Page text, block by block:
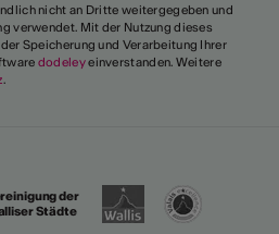
nicht an Dritte weitergegeben und
verwendet. Mit der Nutzung dieses
Speicherung und Verarbeitung Ihrer
dodeleyeinverstanden. Weitere
.
der
Städte